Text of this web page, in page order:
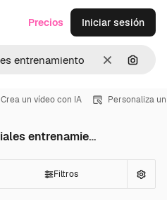
Borrar
Precios Iniciar sesión
Crea un vídeo con IA Personaliza
PSD de Banner redes sociales entrenamiento
Filtros